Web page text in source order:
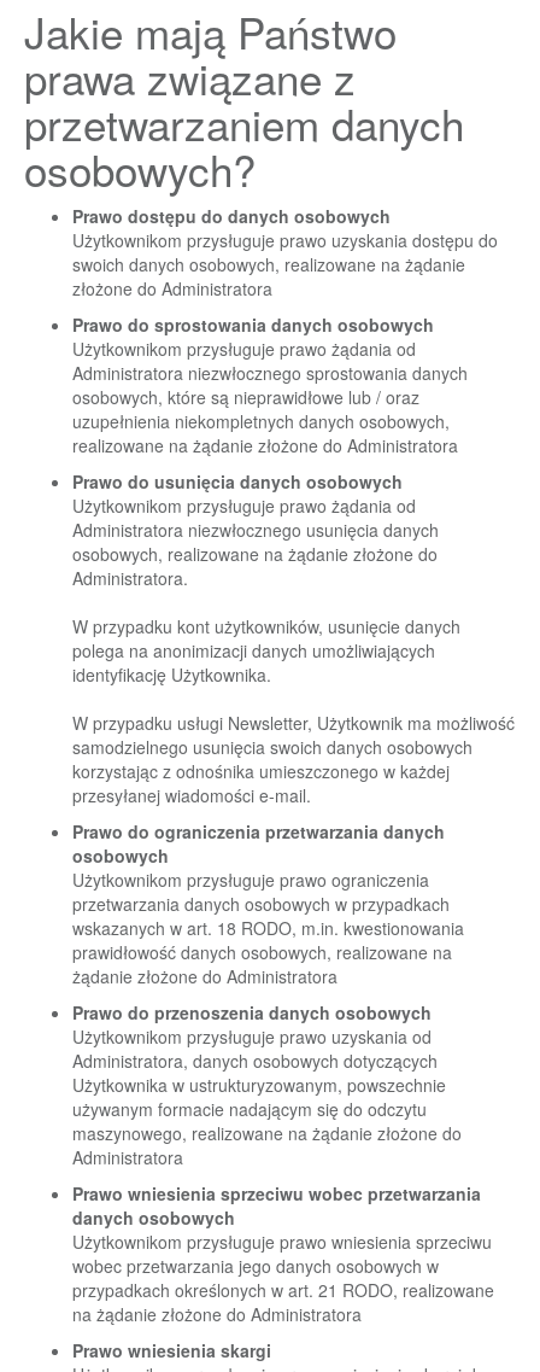
Jakie mają Państwo
prawa związane z
przetwarzaniem danych
osobowych?
Prawo dostępu do danych osobowych
Użytkownikom przysługuje prawo uzyskania dostępu do
swoich danych osobowych, realizowane na żądanie
złożone do Administratora
Prawo do sprostowania danych osobowych
Użytkownikom przysługuje prawo żądania od
Administratora niezwłocznego sprostowania danych
osobowych, które są nieprawidłowe lub / oraz
uzupełnienia niekompletnych danych osobowych,
realizowane na żądanie złożone do Administratora
Prawo do usunięcia danych osobowych
Użytkownikom przysługuje prawo żądania od
Administratora niezwłocznego usunięcia danych
osobowych, realizowane na żądanie złożone do
Administratora.
W przypadku kont użytkowników, usunięcie danych
polega na anonimizacji danych umożliwiających
identyfikację Użytkownika.
W przypadku usługi Newsletter, Użytkownik ma możliwość
samodzielnego usunięcia swoich danych osobowych
korzystając z odnośnika umieszczonego w każdej
przesyłanej wiadomości e-mail.
Prawo do ograniczenia przetwarzania danych
osobowych
Użytkownikom przysługuje prawo ograniczenia
przetwarzania danych osobowych w przypadkach
wskazanych w art. 18 RODO, m.in. kwestionowania
prawidłowość danych osobowych, realizowane na
żądanie złożone do Administratora
Prawo do przenoszenia danych osobowych
Użytkownikom przysługuje prawo uzyskania od
Administratora, danych osobowych dotyczących
Użytkownika w ustrukturyzowanym, powszechnie
używanym formacie nadającym się do odczytu
maszynowego, realizowane na żądanie złożone do
Administratora
Prawo wniesienia sprzeciwu wobec przetwarzania
danych osobowych
Użytkownikom przysługuje prawo wniesienia sprzeciwu
wobec przetwarzania jego danych osobowych w
przypadkach określonych w art. 21 RODO, realizowane
na żądanie złożone do Administratora
Prawo wniesienia skargi